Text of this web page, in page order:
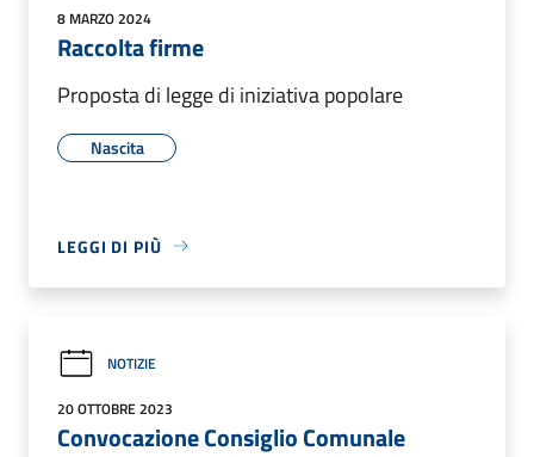
8 MARZO 2024
Raccolta firme
Proposta di legge di iniziativa popolare
Nascita
LEGGI DI PIÙ
NOTIZIE
20 OTTOBRE 2023
Convocazione Consiglio Comunale